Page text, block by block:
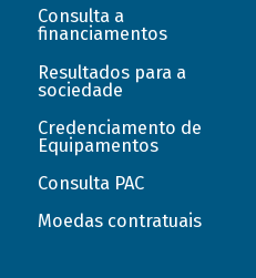
Consulta a
financiamentos
Resultados para a
sociedade
Credenciamento de
Equipamentos
Consulta PAC
Moedas contratuais